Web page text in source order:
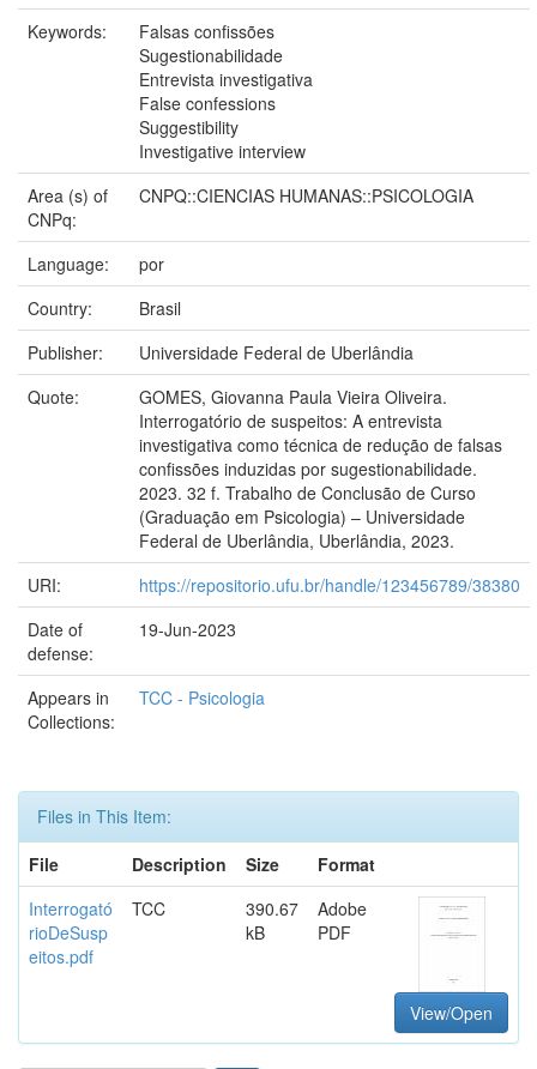
Keywords:
Falsas confissões
Sugestionabilidade
Entrevista investigativa
False confessions
Suggestibility
Investigative interview
Area (s) of
CNPq:
CNPQ::CIENCIAS HUMANAS::PSICOLOGIA
Language:
por
Country:
Brasil
Publisher:
Universidade Federal de Uberlândia
Quote:
GOMES, Giovanna Paula Vieira Oliveira.
Interrogatório de suspeitos: A entrevista
investigativa como técnica de redução de falsas
confissões induzidas por sugestionabilidade.
2023. 32 f. Trabalho de Conclusão de Curso
(Graduação em Psicologia) – Universidade
Federal de Uberlândia, Uberlândia, 2023.
URI:
https://repositorio.ufu.br/handle/123456789/38380
Date of
defense:
19-Jun-2023
Appears in
Collections:
TCC - Psicologia
Files in This Item:
File
Description Size
Format
Interrogató
rioDeSusp
eitos.pdf
TCC
390.67
kB
Adobe
PDF
View/Open